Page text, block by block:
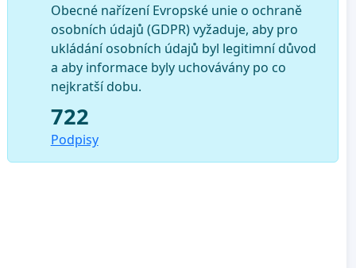
Obecné nařízení Evropské unie o ochraně
osobních údajů (GDPR) vyžaduje, aby pro
ukládání osobních údajů byl legitimní důvod
a aby informace byly uchovávány po co
nejkratší dobu.
722
Podpisy